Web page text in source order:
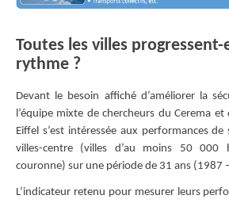
Toutes les villes
rythme ?
Devant le besoin affiché d’améliorer la
l’équipe mixte de chercheurs du Cerema et
Eiffel s’est intéressée aux performances
villes-centre (villes d’au moins 50
couronne) sur une période de 31 ans (1987
L’indicateur retenu pour mesurer leurs